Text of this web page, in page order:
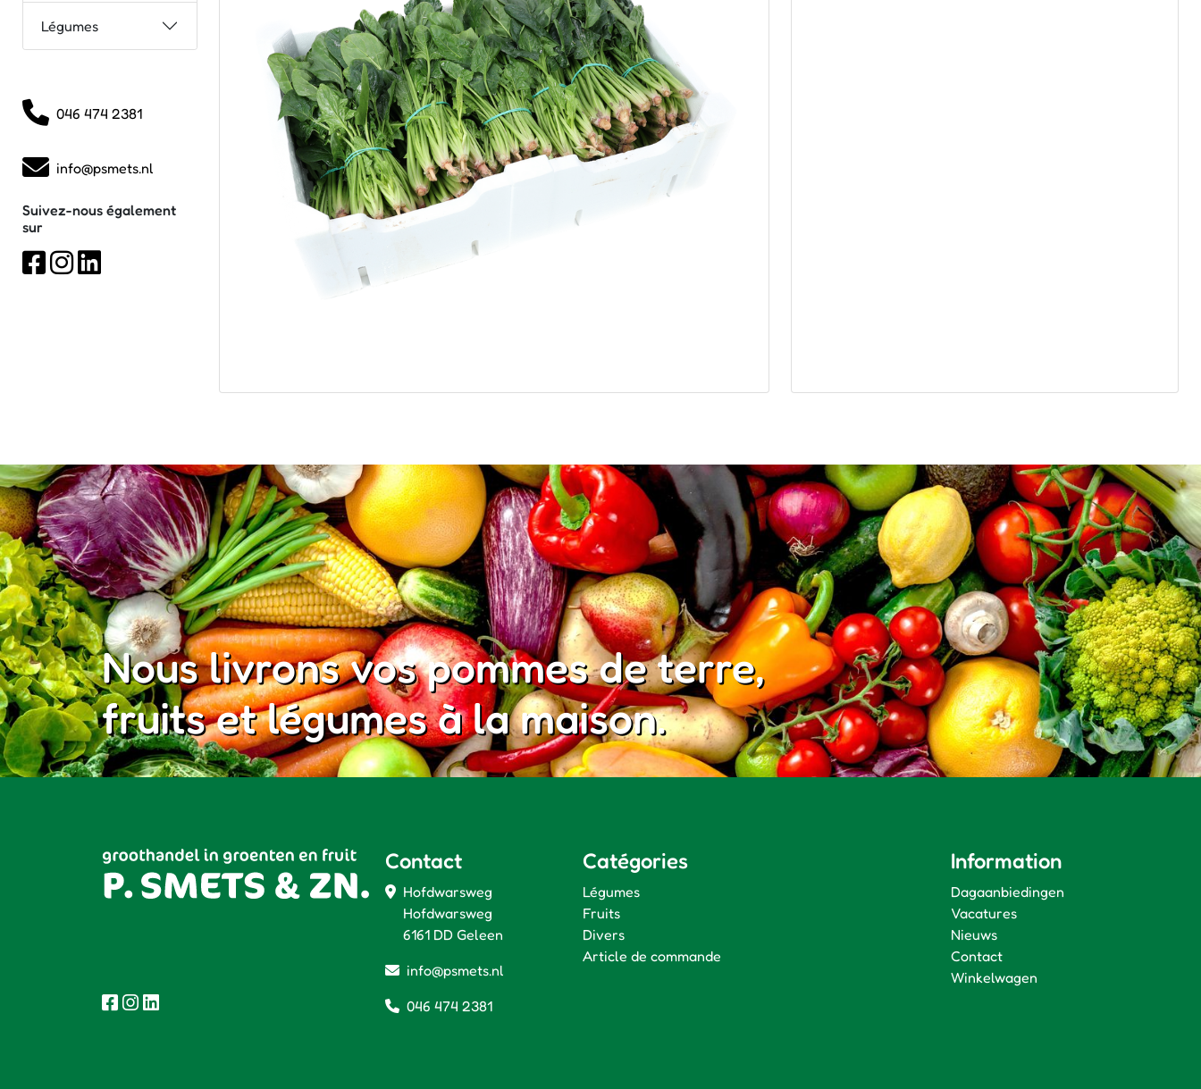
Légumes
046 474 2381
info@psmets.nl
Suivez-nous également
sur
Nous livrons vos pommes de terre,
fruits et légumes à la maison.
Contact
Hofdwarsweg
Hofdwarsweg
6161 DD Geleen
info@psmets.nl
046 474 2381
Catégories
Légumes
Fruits
Divers
Article de commande
Information
Dagaanbiedingen
Vacatures
Nieuws
Contact
Winkelwagen